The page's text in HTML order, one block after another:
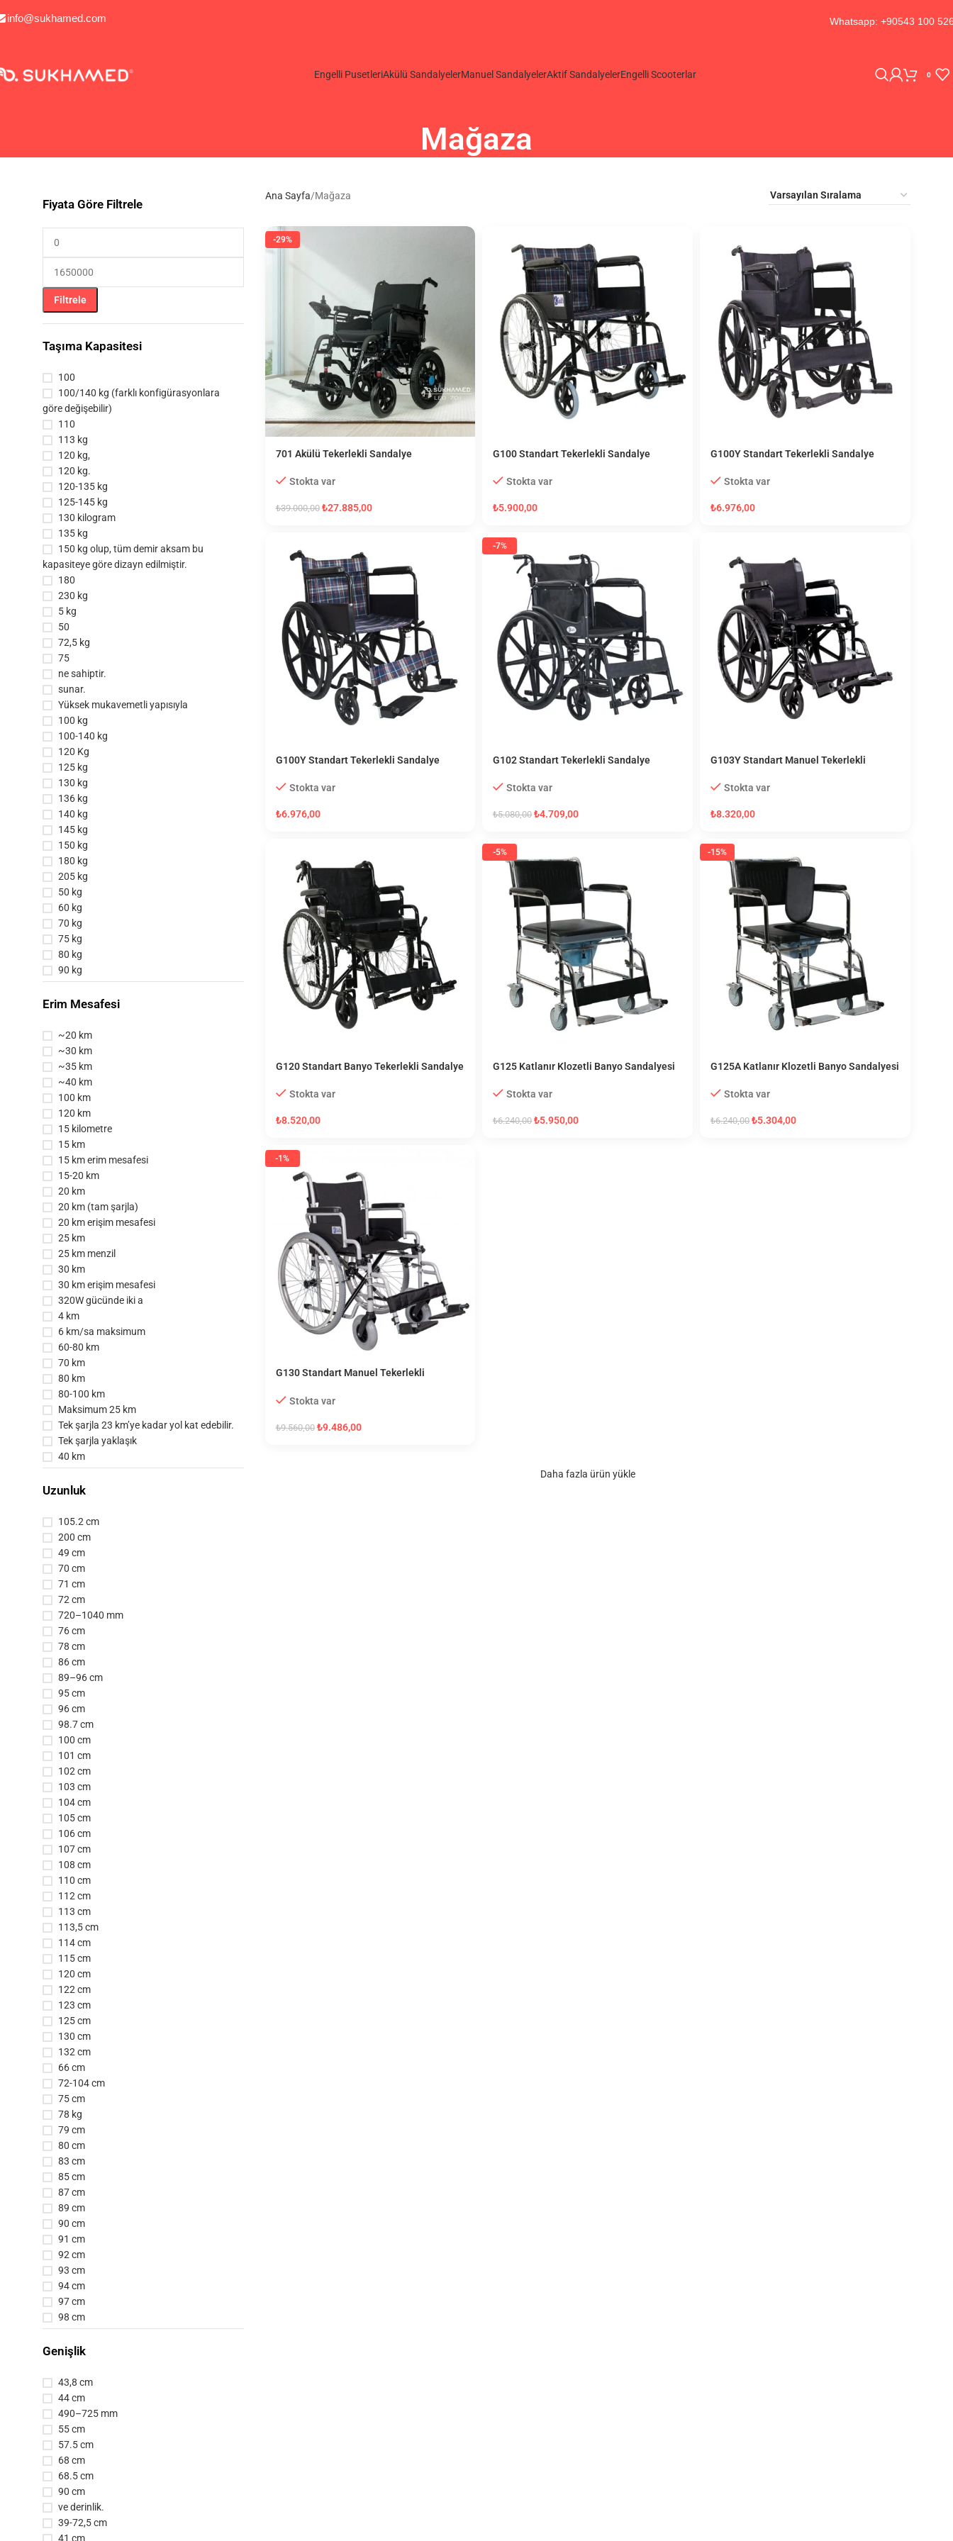
info@sukhamed.com Whatsapp: +90543 100
Engelli PusetleriAkülü SandalyelerManuel SandalyelerAktif SandalyelerEngelli Scooterlar 0
Mağaza
Fiyata Göre Filtrele
Filtrele
Taşıma Kapasitesi
100
100/140 kg (farklı konfigürasyonlara
göre değişebilir)
110
113 kg
120 kg,
120 kg.
120-135 kg
125-145 kg
130 kilogram
135 kg
150 kg olup, tüm demir aksam bu
kapasiteye göre dizayn edilmiştir.
180
230 kg
5 kg
50
72,5 kg
75
ne sahiptir.
sunar.
Yüksek mukavemetli yapısıyla
100 kg
100-140 kg
120 Kg
125 kg
130 kg
136 kg
140 kg
145 kg
150 kg
180 kg
205 kg
50 kg
60 kg
70 kg
75 kg
80 kg
90 kg
Erim Mesafesi
~20 km
~30 km
~35 km
~40 km
100 km
120 km
15 kilometre
15 km
15 km erim mesafesi
15-20 km
20 km
20 km (tam şarjla)
20 km erişim mesafesi
25 km
25 km menzil
30 km
30 km erişim mesafesi
320W gücünde iki a
4 km
6 km/sa maksimum
60-80 km
70 km
80 km
80-100 km
Maksimum 25 km
Tek şarjla 23 km’ye kadar yol kat edebilir.
Tek şarjla yaklaşık
40 km
Uzunluk
105.2 cm
200 cm
49 cm
70 cm
71 cm
72 cm
720–1040 mm
76 cm
78 cm
86 cm
89–96 cm
95 cm
96 cm
98.7 cm
100 cm
101 cm
102 cm
103 cm
104 cm
105 cm
106 cm
107 cm
108 cm
110 cm
112 cm
113 cm
113,5 cm
114 cm
115 cm
120 cm
122 cm
123 cm
125 cm
130 cm
132 cm
66 cm
72-104 cm
75 cm
78 kg
79 cm
80 cm
83 cm
85 cm
87 cm
89 cm
90 cm
91 cm
92 cm
93 cm
94 cm
97 cm
98 cm
Genişlik
43,8 cm
44 cm
490–725 mm
55 cm
57.5 cm
68 cm
68.5 cm
90 cm
ve derinlik.
39-72,5 cm
41 cm
Ana Sayfa Mağaza
-29%
701 Akülü Tekerlekli Sandalye
Stokta var
₺39.000,00 ₺27.885,00
G100 Standart Tekerlekli Sandalye
Stokta var
₺5.900,00
G100Y Standart Tekerlekli Sandalye
Stokta var
₺6.976,00
G100Y Standart Tekerlekli Sandalye
Stokta var
₺6.976,00
-7%
G102 Standart Tekerlekli Sandalye
Stokta var
₺5.080,00 ₺4.709,00
G103Y Standart Manuel Tekerlekli
Stokta var
₺8.320,00
G120 Standart Banyo Tekerlekli Sandalye
Stokta var
₺8.520,00
-5%
G125 Katlanır Klozetli Banyo Sandalyesi
Stokta var
₺6.240,00 ₺5.950,00
-15%
G125A Katlanır Klozetli Banyo Sandalyesi
Stokta var
₺6.240,00 ₺5.304,00
-1%
G130 Standart Manuel Tekerlekli
Stokta var
₺9.560,00 ₺9.486,00
Daha fazla ürün yükle